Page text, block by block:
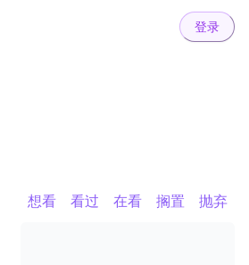
登录
想看 看过 在看 搁置 抛弃